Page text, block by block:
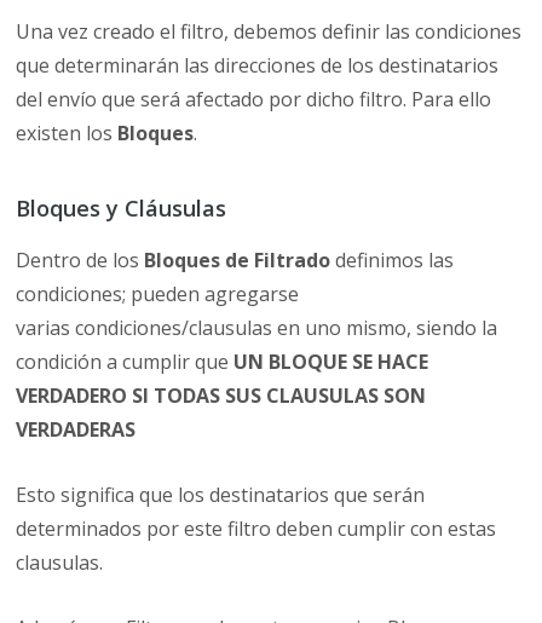
Una vez creado el filtro, debemos definir las condiciones
que determinarán las direcciones de los destinatarios
del envío que será afectado por dicho filtro. Para ello
existen los Bloques.
Bloques y Cláusulas
Dentro de los Bloques de Filtradodefinimos las
condiciones; pueden agregarse
varias condiciones/clausulas en uno mismo, siendo la
condición a cumplir que UN BLOQUE SE HACE
VERDADERO SI TODAS SUS CLAUSULAS SON
VERDADERAS
Esto significa que los destinatarios que serán
determinados por este filtro deben cumplir con estas
clausulas.